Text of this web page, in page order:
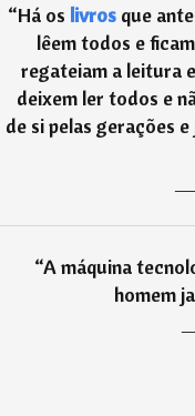
“Há os livrosque
lêem todos e
regateiam a leitura
deixem ler todos e
de si pelas gerações
―
“A máquina
homem